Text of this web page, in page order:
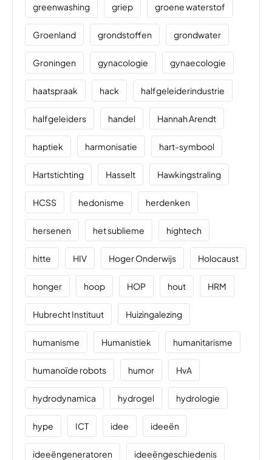
greenwashing griep groene waterstof
Groenland grondstoffen grondwater
Groningen gynacologie gynaecologie
haatspraak hack halfgeleiderindustrie
halfgeleiders handel Hannah Arendt
haptiek harmonisatie hart-symbool
Hartstichting Hasselt Hawkingstraling
HCSS hedonisme herdenken
hersenen het sublieme hightech
hitte HIV Hoger Onderwijs Holocaust
honger hoop HOP hout HRM
Hubrecht Instituut Huizingalezing
humanisme Humanistiek humanitarisme
humanoïde robots humor HvA
hydrodynamica hydrogel hydrologie
hype ICT idee ideeën
ideeëngeneratoren ideeëngeschiedenis